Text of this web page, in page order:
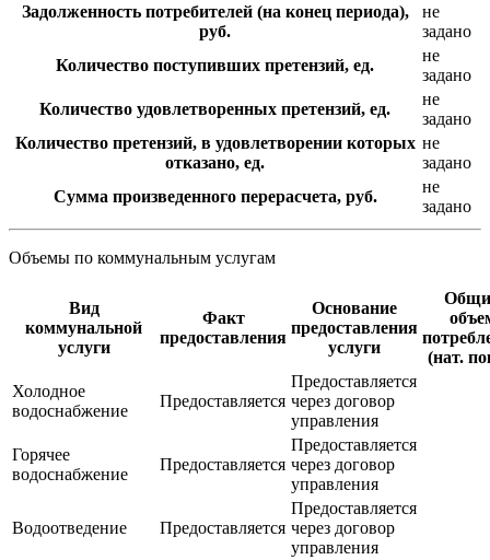
Задолженность потребителей (на конец периода),
руб.
не
задано
Количество поступивших претензий, ед.
не
задано
Количество удовлетворенных претензий, ед.
не
задано
Количество претензий, в удовлетворении которых
отказано, ед.
не
задано
Сумма произведенного перерасчета, руб.
не
задано
Объемы по коммунальным услугам
Вид
коммунальной
услуги
Факт
предоставления
Основание
предоставления
услуги
(нат.
Холодное
водоснабжение
Предоставляется
Предоставляется
через договор
управления
Горячее
водоснабжение
Предоставляется
Предоставляется
через договор
управления
Водоотведение Предоставляется
Предоставляется
через договор
управления